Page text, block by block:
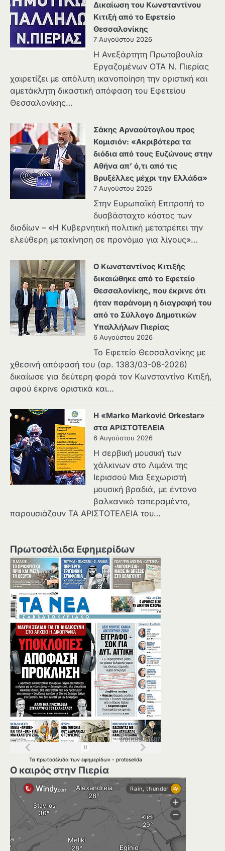
Δικαίωση του Κωνσταντίνου
Κιτιξή από το Εφετείο
Θεσσαλονίκης
7 Αυγούστου 2026
Η Ανεξάρτητη Πρωτοβουλία
Εργαζομένων ΟΤΑ Ν. Πιερίας
χαιρετίζει με απόλυτη ικανοποίηση την οριστική και
αμετάκλητη δικαστική απόφαση του Εφετείου
Θεσσαλονίκης…
Σάκης Αρναούτογλου προς
Κομισιόν: «Ακριβότερα τα
διόδια από τους Ευζώνους στην
Αθήνα απ’ ό,τι από τις
Βρυξέλλες μέχρι την Ελλάδα»
7 Αυγούστου 2026
Στην Ευρωπαϊκή Επιτροπή το
δυσβάσταχτο κόστος των
διοδίων – «Η Κυβερνητική πολιτική μετατρέπει την
ελεύθερη μετακίνηση σε προνόμιο για λίγους»…
Ο Κωνσταντίνος Κιτιξής
δικαιώθηκε από το Εφετείο
Θεσσαλονίκης, που έκρινε ότι
ήταν παράνομη η διαγραφή του
από το Σύλλογο Δημοτικών
Υπαλλήλων Πιερίας
6 Αυγούστου 2026
Το Εφετείο Θεσσαλονίκης με
χθεσινή απόφασή του (αρ. 1383/03-08-2026)
δικαίωσε για δεύτερη φορά τον Κωνσταντίνο Κιτιξή,
αφού έκρινε οριστικά και…
Η «Marko Marković Orkestar»
στα ΑΡΙΣΤΟΤΕΛΕΙΑ
6 Αυγούστου 2026
Η σερβική μουσική των
χάλκινων στο Λιμάνι της
Ιερισσού Μια ξεχωριστή
μουσική βραδιά, με έντονο
βαλκανικό ταπεραμέντο,
παρουσιάζουν ΤΑ ΑΡΙΣΤΟΤΕΛΕΙΑ του…
Πρωτοσέλιδα Εφημερίδων
Τα πρωτοσέλιδα των εφημερίδων - protoselida
Ο καιρός στην Πιερία